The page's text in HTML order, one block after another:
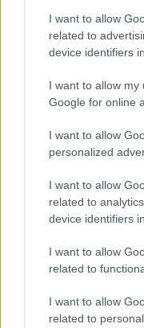
I want to allow
related to
device identifiers
I want to allow
Google for online
I want to allow
personalized
I want to allow
related to
device identifiers
I want to allow
related to
I want to allow
related to
Borse europee in
Edoardo Vitali · 30 Lug 2026